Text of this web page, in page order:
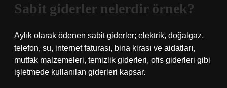
Sabit giderler nelerdir örnek?
Aylık olarak ödenen sabit giderler; elektrik, doğalgaz,
telefon, su, internet faturası, bina kirası ve aidatları,
mutfak malzemeleri, temizlik giderleri, ofis giderleri gibi
işletmede kullanılan giderleri kapsar.